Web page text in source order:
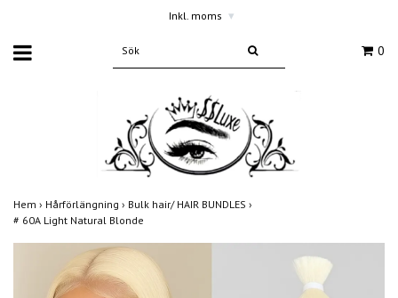
Inkl. moms ▾
0
Hem › Hårförlängning › Bulk hair/ HAIR BUNDLES ›
# 60A Light Natural Blonde